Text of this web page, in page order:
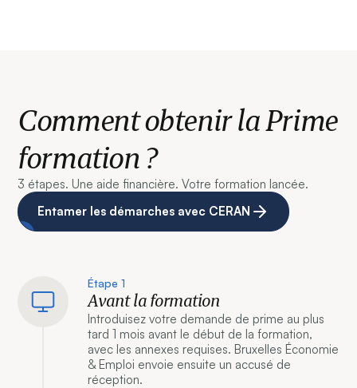
Comment obtenir la Prime
formation ?
3 étapes. Une aide financière. Votre formation lancée.
Entamer les démarches avec CERAN
Étape 1
Avant la formation
Introduisez votre demande de prime au plus
tard 1 mois avant le début de la formation,
avec les annexes requises. Bruxelles Économie
& Emploi envoie ensuite un accusé de
réception.